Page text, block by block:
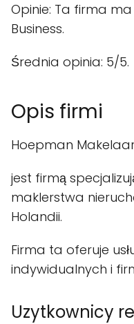
Opinie: Ta firma
Business.
Średnia opinia: 5/5.
Opis firmi
Hoepman
jest firmą
maklerstwa
Holandii.
Firma ta oferuje
indywidualnych i
Uzytkownicy